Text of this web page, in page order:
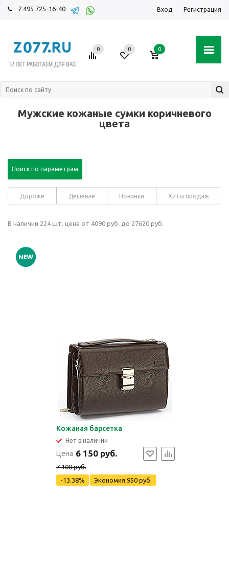
7 495 725-16-40 Вход Регистрация
0 0 0
Мужские кожаные сумки коричневого
цвета
Поиск по параметрам
Дороже Дешевле Новинки Хиты продаж
В наличии 224 шт. цена от 4090 руб. до 27620 руб.
Кожаная барсетка
Нет в наличии
Цена 6 150 руб.
7 100 руб.
-13.38%
Экономия 950 руб.